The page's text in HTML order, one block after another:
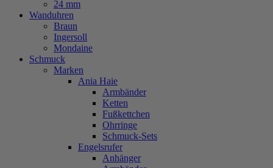
24 mm
Wanduhren
Braun
Ingersoll
Mondaine
Schmuck
Marken
Ania Haie
Armbänder
Ketten
Fußkettchen
Ohrringe
Schmuck-Sets
Engelsrufer
Anhänger